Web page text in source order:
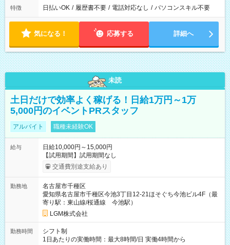
特徴 日払いOK / 履歴書不要 / 電話対応なし / パソコンスキル不要
気になる！ 応募する 詳細へ
未読
土日だけで効率よく稼げる！日給1万円～1万
5,000円のイベントPRスタッフ
アルバイト 職種未経験OK
給与
日給10,000円～15,000円
【試用期間】試用期間なし
交通費別途支給あり
勤務地
名古屋市千種区
愛知県名古屋市千種区今池3丁目12-21ほそぐち今池ビル4F（最
寄り駅：東山線/桜通線 今池駅）
LGM株式会社
勤務時間
シフト制
1日あたりの実働時間：最大8時間/日 実働4時間から